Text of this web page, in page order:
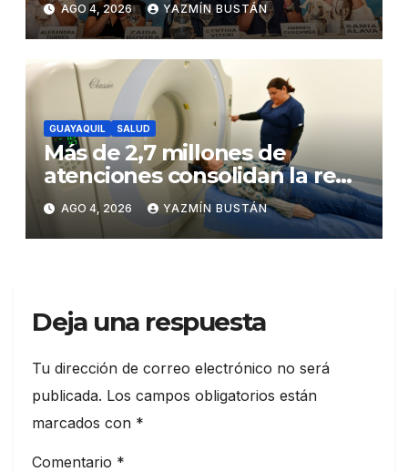
un destacado crecimiento,
según AtlasIntel
AGO 4, 2026 YAZMÍN BUSTÁN
GUAYAQUIL SALUD
Más de 2,7 millones de
atenciones consolidan la red
municipal de salud
AGO 4, 2026 YAZMÍN BUSTÁN
Deja una respuesta
Tu dirección de correo electrónico no será
publicada. Los campos obligatorios están
marcados con *
Comentario *